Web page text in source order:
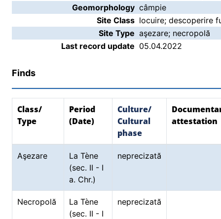
Geomorphology câmpie
Site Class locuire; descoperire
Site Type aşezare; necropolă
Last record update 05.04.2022
Finds
Class/
Type
Period
(Date)
Culture/
Cultural
phase
attestation
Aşezare
La Tène
(sec. II - I
a. Chr.)
neprecizată
Necropolă
La Tène
(sec. II - I
neprecizată